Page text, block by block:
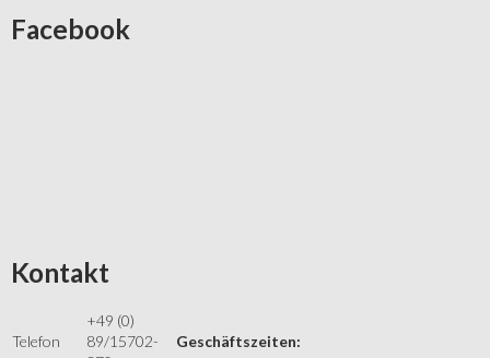
Facebook
Kontakt
Telefon
+49 (0)
89/15702-
Geschäftszeiten: